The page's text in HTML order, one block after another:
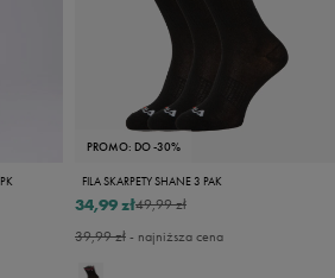
PROMO: DO -30%
FILA SKARPETY SHANE 3 PAK
49,99 zł
34,99 zł
39,99 zł- najniższa cena